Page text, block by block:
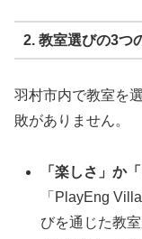
2. 教室選びの3つ
羽村市内で教室を
敗がありません。
「楽しさ」か
「PlayEng
びを通じた教